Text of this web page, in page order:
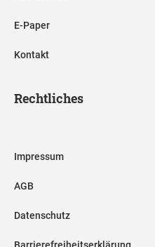
E-Paper
Kontakt
Rechtliches
Impressum
AGB
Datenschutz